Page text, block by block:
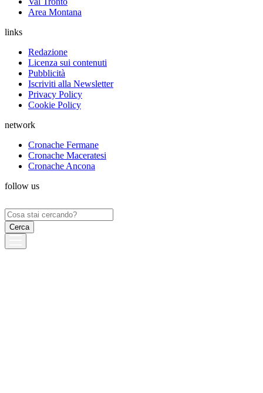
Area Montana
links
Redazione
Licenza sui contenuti
Pubblicità
Iscriviti alla Newsletter
Privacy Policy
Cookie Policy
network
Cronache Fermane
Cronache Maceratesi
Cronache Ancona
follow us
Ricerca
per: